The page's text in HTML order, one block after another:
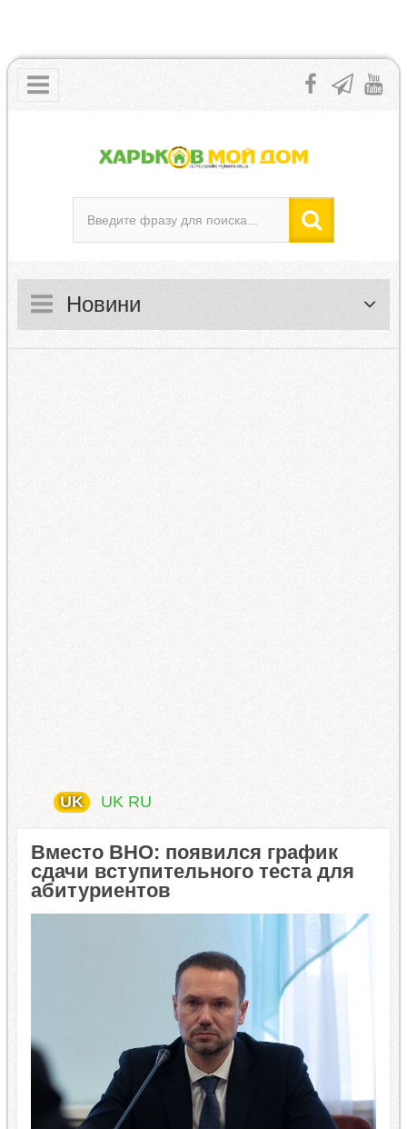
Новини
UK UK RU
Вместо ВНО: появился график
сдачи вступительного теста для
абитуриентов